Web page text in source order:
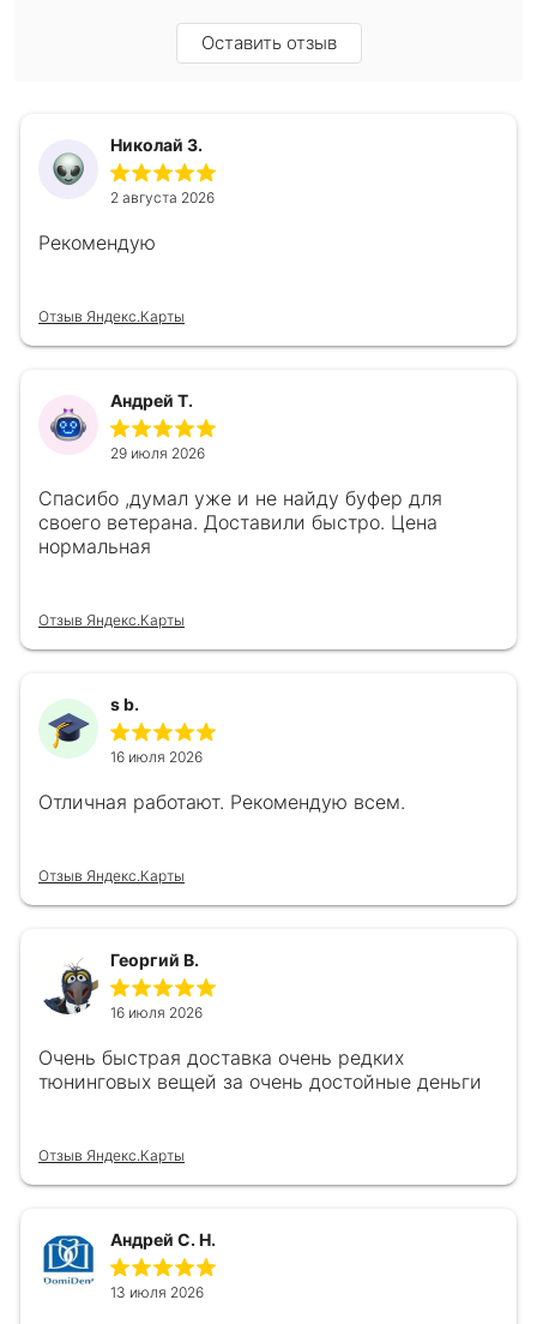
Оставить отзыв
Николай З.
2 августа 2026
Рекомендую
Отзыв Яндекс.Карты
Андрей Т.
29 июля 2026
Спасибо ,думал уже и не найду буфер для
своего ветерана. Доставили быстро. Цена
нормальная
Отзыв Яндекс.Карты
s b.
16 июля 2026
Отличная работают. Рекомендую всем.
Отзыв Яндекс.Карты
Георгий В.
16 июля 2026
Очень быстрая доставка очень редких
тюнинговых вещей за очень достойные деньги
Отзыв Яндекс.Карты
Андрей С. Н.
13 июля 2026